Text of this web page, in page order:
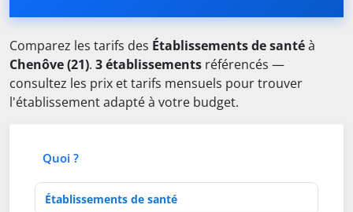
Comparez les tarifs des Établissements de santéà
Chenôve (21). 3 établissements référencés —
consultez les prix et tarifs mensuels pour trouver
l'établissement adapté à votre budget.
Quoi ?
Type d'établissement